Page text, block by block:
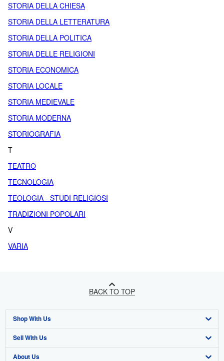
STORIA DELLA CHIESA
STORIA DELLA LETTERATURA
STORIA DELLA POLITICA
STORIA DELLE RELIGIONI
STORIA ECONOMICA
STORIA LOCALE
STORIA MEDIEVALE
STORIA MODERNA
STORIOGRAFIA
T
TEATRO
TECNOLOGIA
TEOLOGIA - STUDI RELIGIOSI
TRADIZIONI POPOLARI
V
VARIA
BACK TO TOP
Shop With Us
Advanced Search
Browse Collections
Sell With Us
Start Selling
About Us